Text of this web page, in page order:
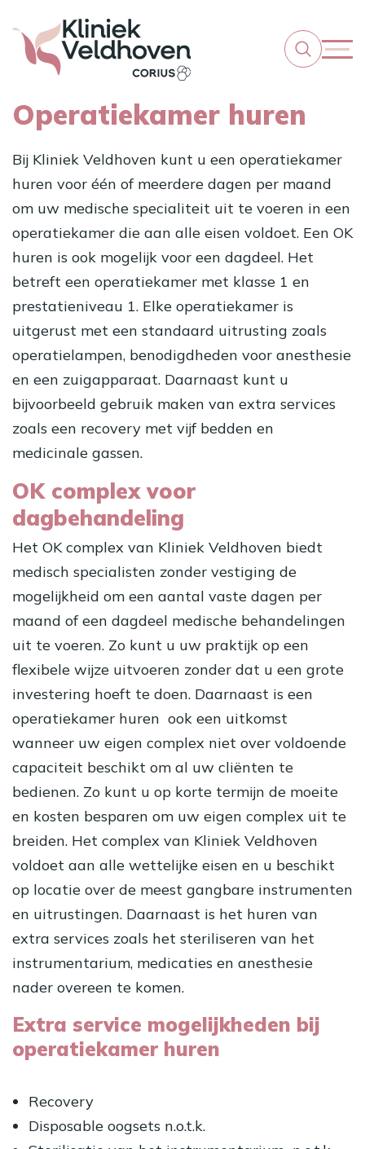
Operatiekamer huren
Bij Kliniek Veldhoven kunt u een operatiekamer
huren voor één of meerdere dagen per maand
om uw medische specialiteit uit te voeren in een
operatiekamer die aan alle eisen voldoet. Een OK
huren is ook mogelijk voor een dagdeel. Het
betreft een operatiekamer met klasse 1 en
prestatieniveau 1. Elke operatiekamer is
uitgerust met een standaard uitrusting zoals
operatielampen, benodigdheden voor anesthesie
en een zuigapparaat. Daarnaast kunt u
bijvoorbeeld gebruik maken van extra services
zoals een recovery met vijf bedden en
medicinale gassen.
OK complex voor
dagbehandeling
Het OK complex van Kliniek Veldhoven biedt
medisch specialisten zonder vestiging de
mogelijkheid om een aantal vaste dagen per
maand of een dagdeel medische behandelingen
uit te voeren. Zo kunt u uw praktijk op een
flexibele wijze uitvoeren zonder dat u een grote
investering hoeft te doen. Daarnaast is een
operatiekamer huren ook een uitkomst
wanneer uw eigen complex niet over voldoende
capaciteit beschikt om al uw cliënten te
bedienen. Zo kunt u op korte termijn de moeite
en kosten besparen om uw eigen complex uit te
breiden. Het complex van Kliniek Veldhoven
voldoet aan alle wettelijke eisen en u beschikt
op locatie over de meest gangbare instrumenten
en uitrustingen. Daarnaast is het huren van
extra services zoals het steriliseren van het
instrumentarium, medicaties en anesthesie
nader overeen te komen.
Extra service mogelijkheden bij
operatiekamer huren
Recovery
Disposable oogsets n.o.t.k.